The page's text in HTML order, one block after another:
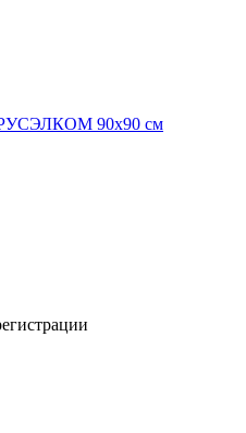
РУСЭЛКОМ 90х90 см